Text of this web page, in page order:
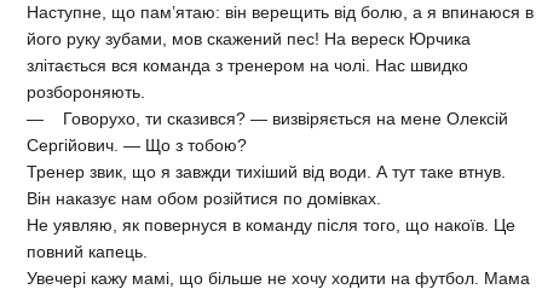
Наступне, що пам’ятаю: він верещить від болю, а я впинаюся в
його руку зубами, мов скажений пес! На вереск Юрчика
злітається вся команда з тренером на чолі. Нас швидко
розбороняють.
— Говорухо, ти сказився? — визвіряється на мене Олексій
Сергійович. — Що з тобою?
Тренер звик, що я завжди тихіший від води. А тут таке втнув.
Він наказує нам обом розійтися по домівках.
Не уявляю, як повернуся в команду після того, що накоїв. Це
повний капець.
Увечері кажу мамі, що більше не хочу ходити на футбол. Мама